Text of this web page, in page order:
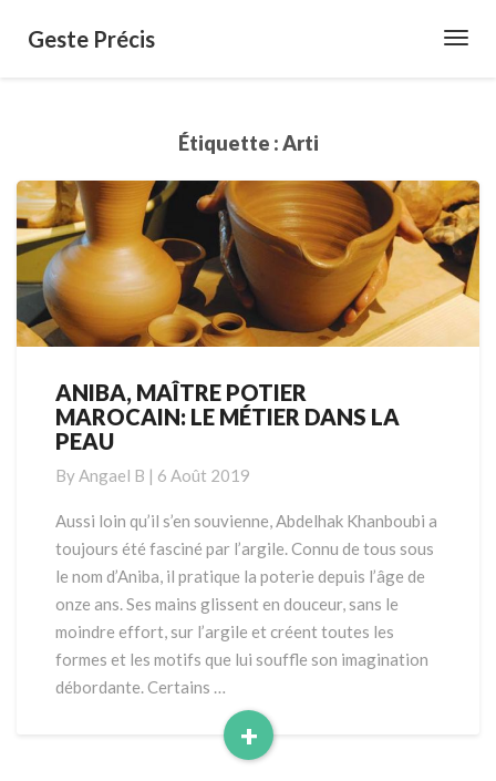
Geste Précis
Étiquette :Arti
ANIBA,
MAÎTRE
POTIER
MAROCAIN:
LE
MÉTIER
LA
PEAU
ANIBA, MAÎTRE POTIER
MAROCAIN: LE MÉTIER DANS LA
PEAU
ByAngael B | 6 Août 2019
Aussi loin qu’il s’en souvienne, Abdelhak Khanboubi a
toujours été fasciné par l’argile. Connu de tous sous
le nom d’Aniba, il pratique la poterie depuis l’âge de
onze ans. Ses mains glissent en douceur, sans le
moindre effort, sur l’argile et créent toutes les
formes et les motifs que lui souffle son imagination
débordante. Certains …
+
Read